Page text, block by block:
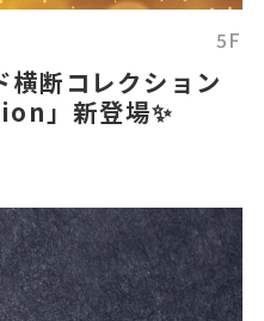
5F
横断コレクション
」新登場✨